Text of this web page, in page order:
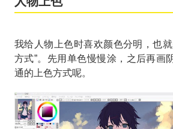
我给人物上色时喜欢颜色分明，也
方式”。先用单色慢慢涂，之后再画
通的上色方式呢。